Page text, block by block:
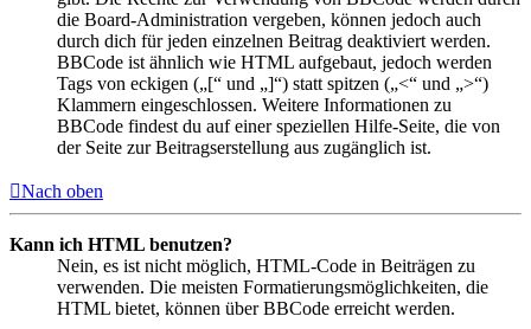
die Board-Administration vergeben, können jedoch auch
durch dich für jeden einzelnen Beitrag deaktiviert werden.
BBCode ist ähnlich wie HTML aufgebaut, jedoch werden
Tags von eckigen („[“ und „]“) statt spitzen („<“ und „>“)
Klammern eingeschlossen. Weitere Informationen zu
BBCode findest du auf einer speziellen Hilfe-Seite, die von
der Seite zur Beitragserstellung aus zugänglich ist.
Nach oben
Kann ich HTML benutzen?
Nein, es ist nicht möglich, HTML-Code in Beiträgen zu
verwenden. Die meisten Formatierungsmöglichkeiten, die
HTML bietet, können über BBCode erreicht werden.